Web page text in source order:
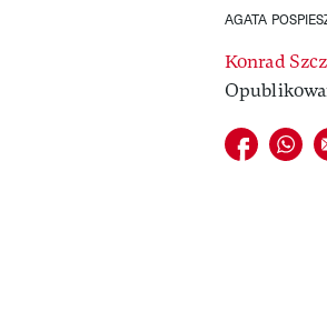
AGATA
Konrad
Udostępnij